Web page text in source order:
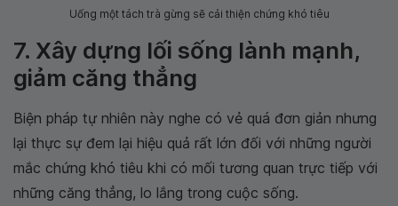
Uống một tách trà gừng sẽ cải thiện chứng khó tiêu
7. Xây dựng lối sống lành mạnh,
giảm căng thẳng
Biện pháp tự nhiên này nghe có vẻ quá đơn giản nhưng
lại thực sự đem lại hiệu quả rất lớn đối với những người
mắc chứng khó tiêu khi có mối tương quan trực tiếp với
những căng thẳng, lo lắng trong cuộc sống.